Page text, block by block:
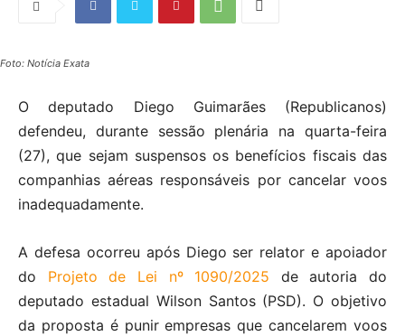
Foto: Notícia Exata
O deputado Diego Guimarães (Republicanos)
defendeu, durante sessão plenária na quarta-feira
(27), que sejam suspensos os benefícios fiscais das
companhias aéreas responsáveis por cancelar voos
inadequadamente.
A defesa ocorreu após Diego ser relator e apoiador
do Projeto de Lei nº 1090/2025 de autoria do
deputado estadual Wilson Santos (PSD). O objetivo
da proposta é punir empresas que cancelarem voos